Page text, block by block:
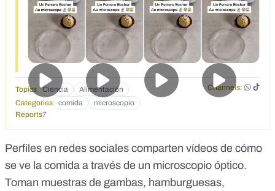
Topics Ciencia Alimentación
Channels:
Categories
comida
microscopio
Reports7
Perfiles en redes sociales comparten vídeos de cómo
se ve la comida a través de un microscopio óptico.
Toman muestras de gambas, hamburguesas,